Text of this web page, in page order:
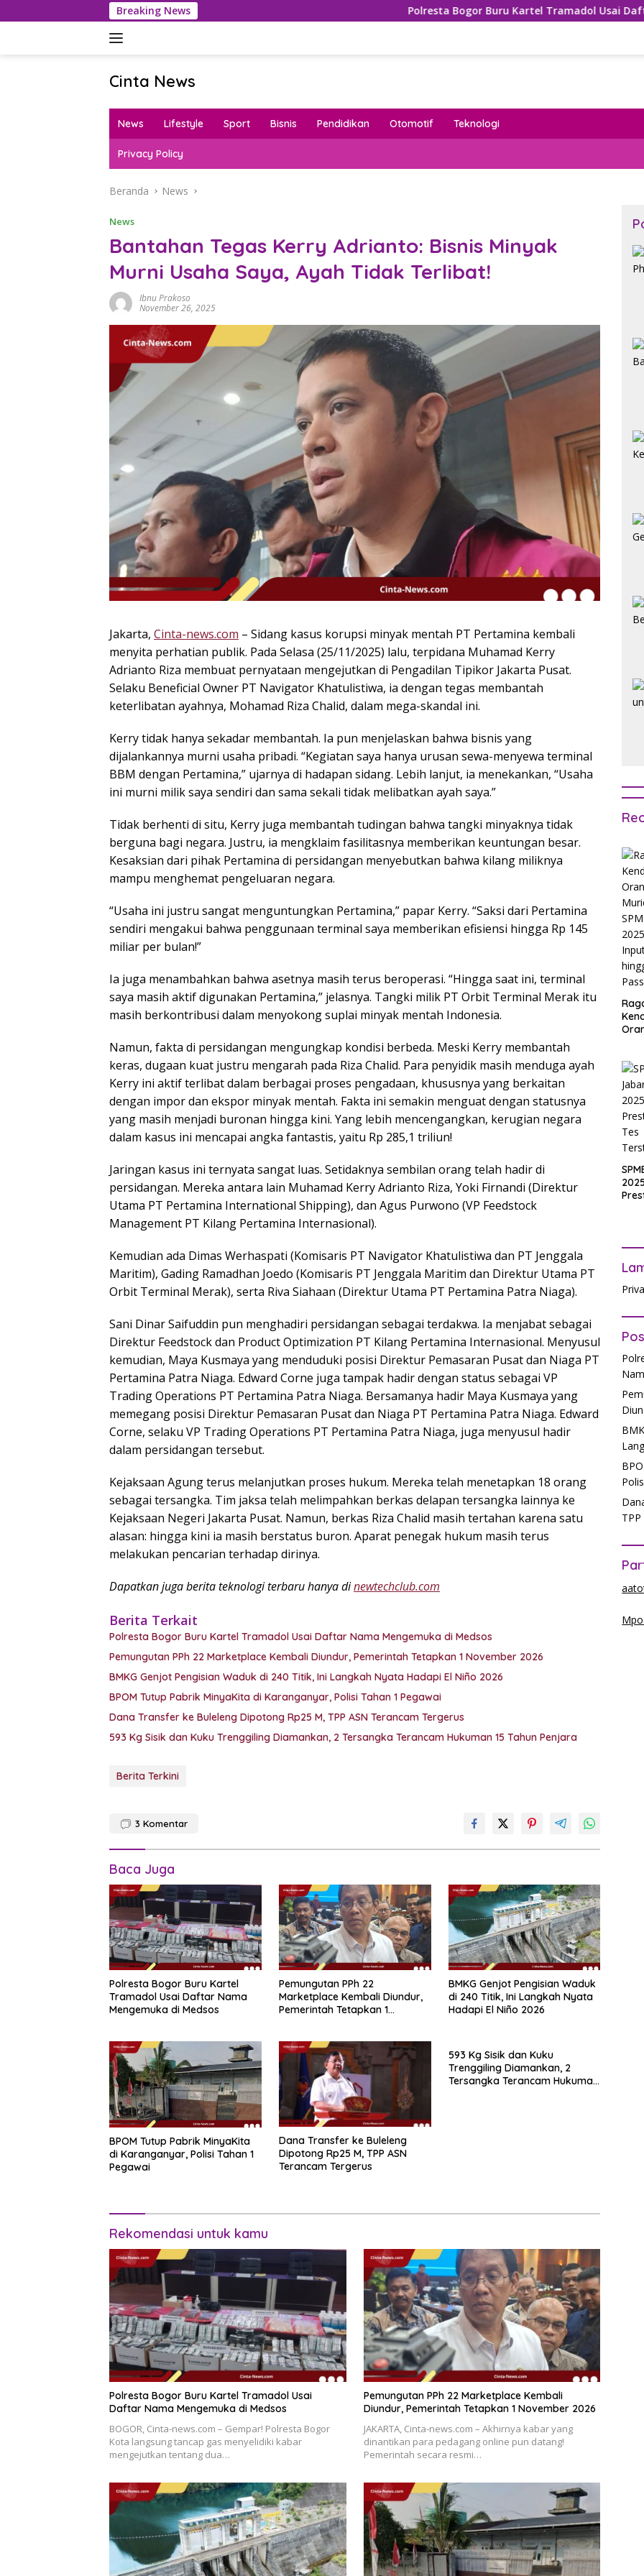
ke
Breaking News Polresta Bogor Buru Kartel Tramadol Usai Daftar Nama
Cinta News
News
Kabar
Inspirasi!
News Lifestyle Sport Bisnis Pendidikan Otomotif Teknologi
Privacy Policy
Beranda News
News
Bantahan Tegas Kerry Adrianto: Bisnis Minyak
Murni Usaha Saya, Ayah Tidak Terlibat!
Ibnu Prakoso
November 26, 2025
Jakarta, Cinta-news.com – Sidang kasus korupsi minyak mentah PT Pertamina kembali
menyita perhatian publik. Pada Selasa (25/11/2025) lalu, terpidana Muhamad Kerry
Adrianto Riza membuat pernyataan mengejutkan di Pengadilan Tipikor Jakarta Pusat.
Selaku Beneficial Owner PT Navigator Khatulistiwa, ia dengan tegas membantah
keterlibatan ayahnya, Mohamad Riza Chalid, dalam mega-skandal ini.
Kerry tidak hanya sekadar membantah. Ia pun menjelaskan bahwa bisnis yang
dijalankannya murni usaha pribadi. “Kegiatan saya hanya urusan sewa-menyewa terminal
BBM dengan Pertamina,” ujarnya di hadapan sidang. Lebih lanjut, ia menekankan, “Usaha
ini murni milik saya sendiri dan sama sekali tidak melibatkan ayah saya.”
Tidak berhenti di situ, Kerry juga membantah tudingan bahwa tangki minyaknya tidak
berguna bagi negara. Justru, ia mengklaim fasilitasnya memberikan keuntungan besar.
Kesaksian dari pihak Pertamina di persidangan menyebutkan bahwa kilang miliknya
mampu menghemat pengeluaran negara.
“Usaha ini justru sangat menguntungkan Pertamina,” papar Kerry. “Saksi dari Pertamina
sendiri mengakui bahwa penggunaan terminal saya memberikan efisiensi hingga Rp 145
miliar per bulan!”
Ia juga menambahkan bahwa asetnya masih terus beroperasi. “Hingga saat ini, terminal
saya masih aktif digunakan Pertamina,” jelasnya. Tangki milik PT Orbit Terminal Merak itu
masih berkontribusi dalam menyokong suplai minyak mentah Indonesia.
Namun, fakta di persidangan mengungkap kondisi berbeda. Meski Kerry membantah
keras, dugaan kuat justru mengarah pada Riza Chalid. Para penyidik masih menduga ayah
Kerry ini aktif terlibat dalam berbagai proses pengadaan, khususnya yang berkaitan
dengan impor dan ekspor minyak mentah. Fakta ini semakin menguat dengan statusnya
yang masih menjadi buronan hingga kini. Yang lebih mencengangkan, kerugian negara
dalam kasus ini mencapai angka fantastis, yaitu Rp 285,1 triliun!
Jaringan kasus ini ternyata sangat luas. Setidaknya sembilan orang telah hadir di
persidangan. Mereka antara lain Muhamad Kerry Adrianto Riza, Yoki Firnandi (Direktur
Utama PT Pertamina International Shipping), dan Agus Purwono (VP Feedstock
Management PT Kilang Pertamina Internasional).
Kemudian ada Dimas Werhaspati (Komisaris PT Navigator Khatulistiwa dan PT Jenggala
Maritim), Gading Ramadhan Joedo (Komisaris PT Jenggala Maritim dan Direktur Utama PT
Orbit Terminal Merak), serta Riva Siahaan (Direktur Utama PT Pertamina Patra Niaga).
Sani Dinar Saifuddin pun menghadiri persidangan sebagai terdakwa. Ia menjabat sebagai
Direktur Feedstock dan Product Optimization PT Kilang Pertamina Internasional. Menyusul
kemudian, Maya Kusmaya yang menduduki posisi Direktur Pemasaran Pusat dan Niaga PT
Pertamina Patra Niaga. Edward Corne juga tampak hadir dengan status sebagai VP
Trading Operations PT Pertamina Patra Niaga. Bersamanya hadir Maya Kusmaya yang
memegang posisi Direktur Pemasaran Pusat dan Niaga PT Pertamina Patra Niaga. Edward
Corne, selaku VP Trading Operations PT Pertamina Patra Niaga, juga menyusul hadir
dalam persidangan tersebut.
Kejaksaan Agung terus melanjutkan proses hukum. Mereka telah menetapkan 18 orang
sebagai tersangka. Tim jaksa telah melimpahkan berkas delapan tersangka lainnya ke
Kejaksaan Negeri Jakarta Pusat. Namun, berkas Riza Chalid masih tertahan karena satu
alasan: hingga kini ia masih berstatus buron. Aparat penegak hukum masih terus
melakukan pencarian terhadap dirinya.
Dapatkan juga berita teknologi terbaru hanya dinewtechclub.com
Berita Terkait
Polresta Bogor Buru Kartel Tramadol Usai Daftar Nama Mengemuka di Medsos
Pemungutan PPh 22 Marketplace Kembali Diundur, Pemerintah Tetapkan 1 November 2026
BMKG Genjot Pengisian Waduk di 240 Titik, Ini Langkah Nyata Hadapi El Niño 2026
BPOM Tutup Pabrik MinyaKita di Karanganyar, Polisi Tahan 1 Pegawai
Dana Transfer ke Buleleng Dipotong Rp25 M, TPP ASN Terancam Tergerus
593 Kg Sisik dan Kuku Trenggiling Diamankan, 2 Tersangka Terancam Hukuman 15 Tahun Penjara
Berita Terkini
3 Komentar
Baca Juga
Polresta Bogor Buru Kartel
Tramadol Usai Daftar Nama
Mengemuka di Medsos
Pemungutan PPh 22
Marketplace Kembali Diundur,
Pemerintah Tetapkan 1
BMKG Genjot Pengisian Waduk
di 240 Titik, Ini Langkah Nyata
Hadapi El Niño 2026
BPOM Tutup Pabrik MinyaKita
di Karanganyar, Polisi Tahan 1
Pegawai
Dana Transfer ke Buleleng
Dipotong Rp25 M, TPP ASN
Terancam Tergerus
593 Kg Sisik dan Kuku
Trenggiling Diamankan, 2
Tersangka Terancam Hukuman
Rekomendasi untuk kamu
Polresta Bogor Buru Kartel Tramadol Usai
Daftar Nama Mengemuka di Medsos
BOGOR, Cinta-news.com – Gempar! Polresta Bogor
Kota langsung tancap gas menyelidiki kabar
mengejutkan tentang dua…
Pemungutan PPh 22 Marketplace Kembali
Diundur, Pemerintah Tetapkan 1 November 2026
JAKARTA, Cinta-news.com – Akhirnya kabar yang
dinantikan para pedagang online pun datang!
Pemerintah secara resmi…